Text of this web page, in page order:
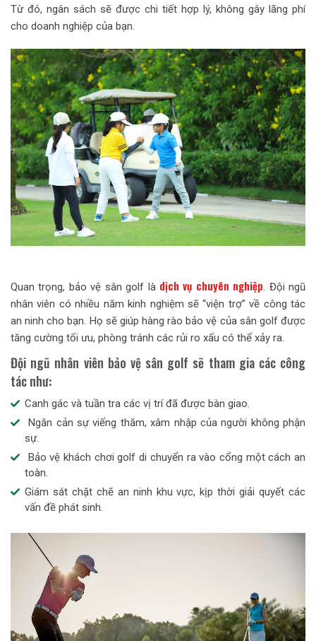
Từ đó, ngân sách sẽ được chi tiết hợp lý, không gây lãng phí
cho doanh nghiệp của bạn.
Quan trọng, bảo vệ sân golf là dịch vụ chuyên nghiệp. Đội ngũ
nhân viên có nhiều năm kinh nghiệm sẽ “viện trợ” về công tác
an ninh cho bạn. Họ sẽ giúp hàng rào bảo vệ của sân golf được
tăng cường tối ưu, phòng tránh các rủi ro xấu có thể xảy ra.
Đội ngũ nhân viên bảo vệ sân golf sẽ tham gia các công
tác như:
Canh gác và tuần tra các vị trí đã được bàn giao.
Ngăn cản sự viếng thăm, xâm nhập của người không phận
sự.
Bảo vệ khách chơi golf di chuyển ra vào cổng một cách an
toàn.
Giám sát chặt chẽ an ninh khu vực, kịp thời giải quyết các
vấn đề phát sinh.